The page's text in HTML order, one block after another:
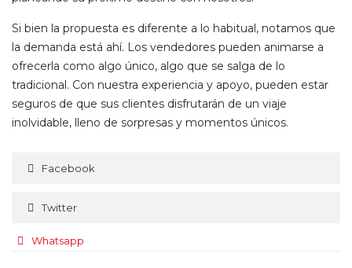
Si bien la propuesta es diferente a lo habitual, notamos que
la demanda está ahí. Los vendedores pueden animarse a
ofrecerla como algo único, algo que se salga de lo
tradicional. Con nuestra experiencia y apoyo, pueden estar
seguros de que sus clientes disfrutarán de un viaje
inolvidable, lleno de sorpresas y momentos únicos.
Facebook
Twitter
Whatsapp